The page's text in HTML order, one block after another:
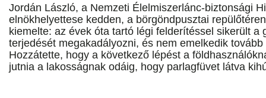
Jordán László, a Nemzeti Élelmiszerlánc-biztonsági
elnökhelyettese kedden, a börgöndpusztai
kiemelte: az évek óta tartó légi felderítéssel sikerült a
terjedését megakadályozni, és nem emelkedik
Hozzátette, hogy a következő lépést a
jutnia a lakosságnak odáig, hogy parlagfüvet látva